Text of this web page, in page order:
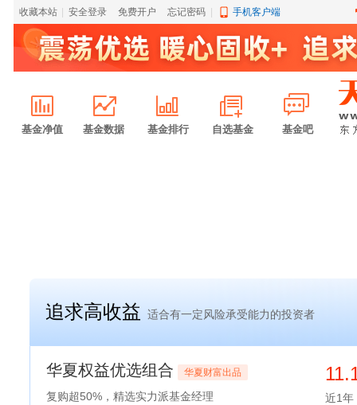
收藏本站 安全登录 免费开户 忘记密码 手机客户端
基金净值 基金数据 基金排行 自选基金 基金吧
追求高收益 适合有一定风险承受能力的投资者
华夏权益优选组合 华夏财富出品
复购超50%，精选实力派基金经理 近1年